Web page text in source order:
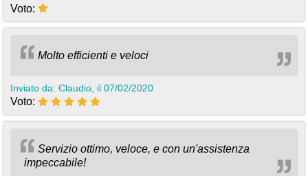
Voto:
Molto efficienti e veloci
Inviato da: Claudio, il 07/02/2020
Voto:
Servizio ottimo, veloce, e con un'assistenza
impeccabile!